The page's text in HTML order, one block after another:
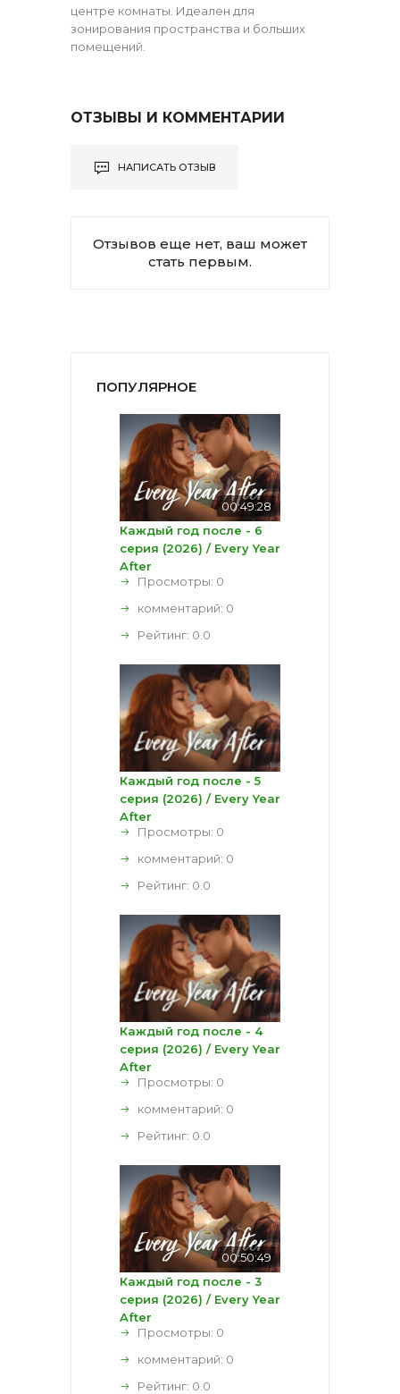
центре комнаты. Идеален для
зонирования пространства и больших
помещений.
ОТЗЫВЫ И КОММЕНТАРИИ
НАПИСАТЬ ОТЗЫВ
Отзывов еще нет, ваш может
стать первым.
ПОПУЛЯРНОЕ
00:49:28
Каждый год после - 6
серия (2026) / Every Year
After
Просмотры: 0
комментарий: 0
Рейтинг: 0.0
Каждый год после - 5
серия (2026) / Every Year
After
Просмотры: 0
комментарий: 0
Рейтинг: 0.0
Каждый год после - 4
серия (2026) / Every Year
After
Просмотры: 0
комментарий: 0
Рейтинг: 0.0
00:50:49
Каждый год после - 3
серия (2026) / Every Year
After
Просмотры: 0
комментарий: 0
Рейтинг: 0.0